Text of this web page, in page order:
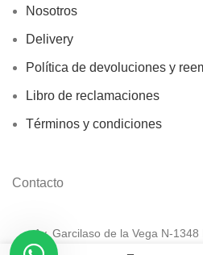
Nosotros
Delivery
Política de devoluciones y
Libro de reclamaciones
Términos y condiciones
Contacto
Av. Garcilaso de la Vega N-
CyberPlaza.